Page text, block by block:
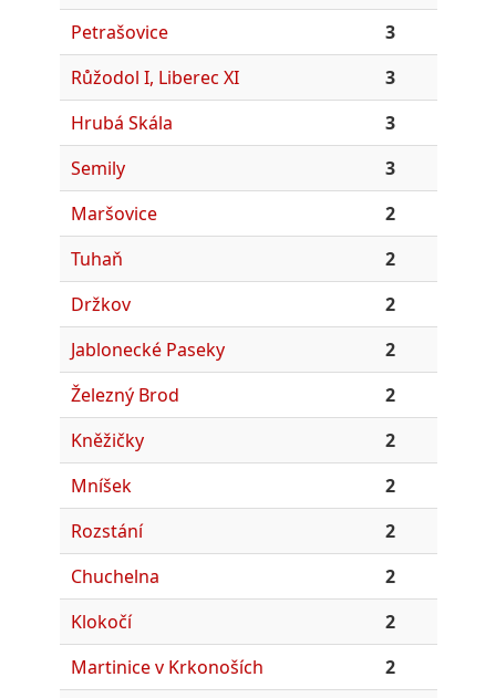
Petrašovice
3
Růžodol I, Liberec XI
3
Hrubá Skála
3
Semily
3
Maršovice
2
Tuhaň
2
Držkov
2
Jablonecké Paseky
2
Železný Brod
2
Kněžičky
2
Mníšek
2
Rozstání
2
Chuchelna
2
Klokočí
2
Martinice v Krkonoších
2